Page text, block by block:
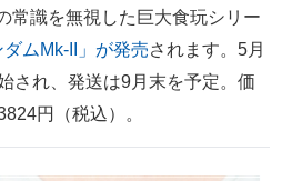
ド
る
識を無視した巨大食玩シリー
ダムMk-II」が発売されます。5月
され、発送は9月末を予定。価
円（税込）。